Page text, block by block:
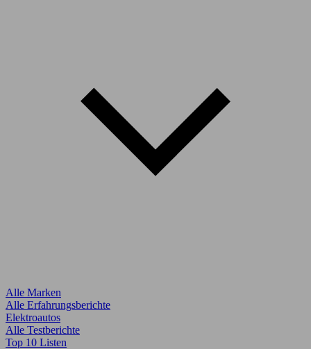
Alle Marken
Alle Erfahrungsberichte
Elektroautos
Alle Testberichte
Top 10 Listen